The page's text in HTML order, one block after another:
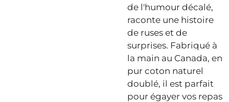
de l'humour décalé,
raconte une histoire
de ruses et de
surprises. Fabriqué à
la main au Canada, en
pur coton naturel
doublé, il est parfait
pour égayer vos repas